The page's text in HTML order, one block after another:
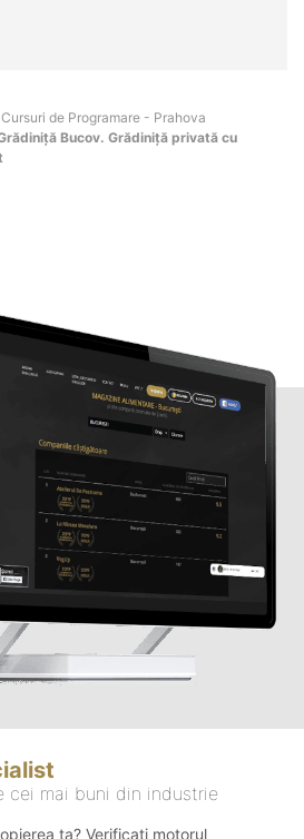
de Programare - Prahova
Bucov. Grădiniță privată cu
cei mai buni din industrie
ta? Verificați motorul